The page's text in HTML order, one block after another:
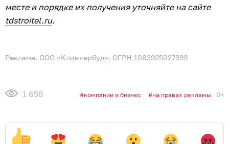
месте и порядке их получения уточняйте на сайте
tdstroitel.ru.
Реклама. ООО «Клинкербуд», ОГРН 1083925027999
1 658 компании и бизнес на правах рекламы 0+